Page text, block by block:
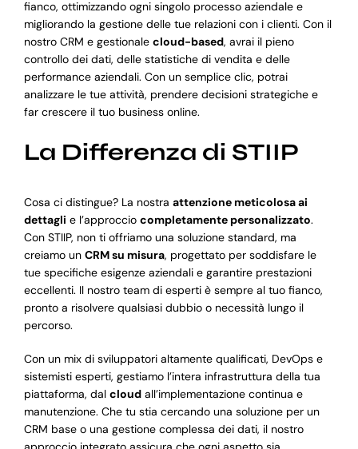
fianco, ottimizzando ogni singolo processo aziendale e
migliorando la gestione delle tue relazioni con i clienti. Con il
nostro CRM e gestionale cloud-based, avrai il pieno
controllo dei dati, delle statistiche di vendita e delle
performance aziendali. Con un semplice clic, potrai
analizzare le tue attività, prendere decisioni strategiche e
far crescere il tuo business online.
La Differenza di STIIP
Cosa ci distingue? La nostra attenzione meticolosa ai
dettagli e l’approccio completamente personalizzato.
Con STIIP, non ti offriamo una soluzione standard, ma
creiamo un CRM su misura, progettato per soddisfare le
tue specifiche esigenze aziendali e garantire prestazioni
eccellenti. Il nostro team di esperti è sempre al tuo fianco,
pronto a risolvere qualsiasi dubbio o necessità lungo il
percorso.
Con un mix di sviluppatori altamente qualificati, DevOps e
sistemisti esperti, gestiamo l’intera infrastruttura della tua
piattaforma, dal cloudall’implementazione continua e
manutenzione. Che tu stia cercando una soluzione per un
CRM base o una gestione complessa dei dati, il nostro